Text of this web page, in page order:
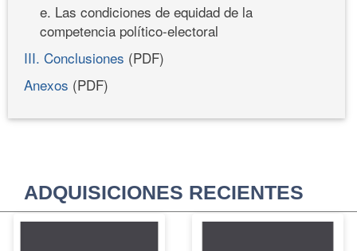
e. Las condiciones de equidad de la
competencia político-electoral
III. Conclusiones (PDF)
Anexos (PDF)
ADQUISICIONES RECIENTES